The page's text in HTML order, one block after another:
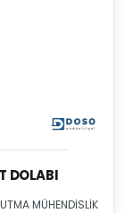
DOLABI
MÜHENDİSLİK